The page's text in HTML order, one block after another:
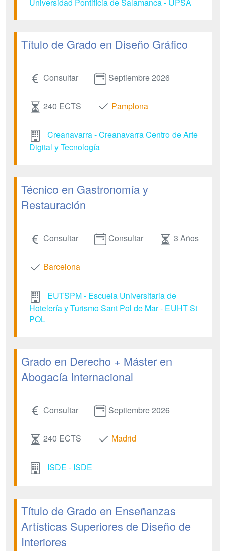
Título de Grado en Diseño Gráfico
Consultar Septiembre 2026
240 ECTS Pamplona
Creanavarra - Creanavarra Centro de Arte
Digital y Tecnología
Técnico en Gastronomía y
Restauración
Consultar Consultar 3 Años
Barcelona
EUTSPM - Escuela Universitaria de
Hotelería y Turismo Sant Pol de Mar - EUHT St
POL
Grado en Derecho + Máster en
Abogacía Internacional
Consultar Septiembre 2026
240 ECTS Madrid
ISDE - ISDE
Título de Grado en Enseñanzas
Artísticas Superiores de Diseño de
Interiores